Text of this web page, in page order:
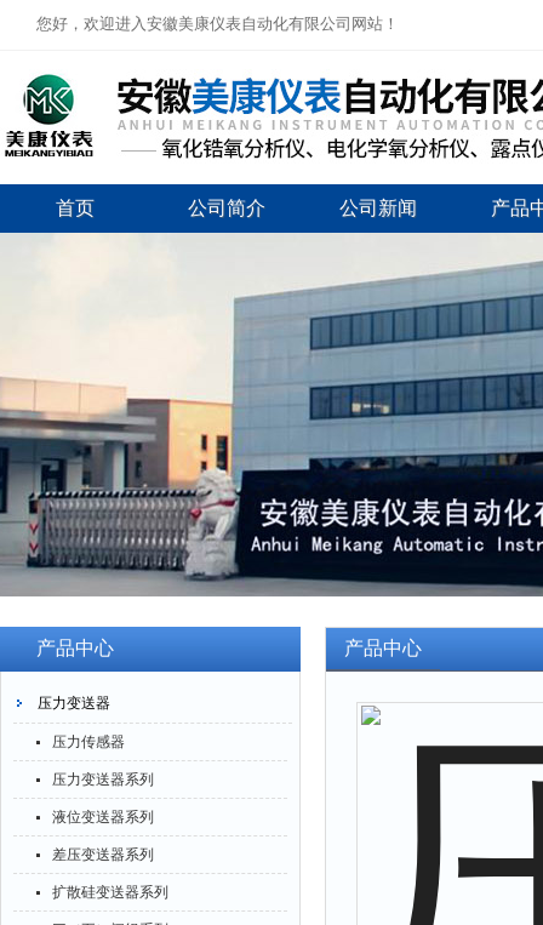
您好，欢迎进入安徽美康仪表自动化有限公司网站！
首页 公司简介 公司新闻 产品
产品中心
压力变送器
压力传感器
压力变送器系列
液位变送器系列
差压变送器系列
扩散硅变送器系列
产品中心